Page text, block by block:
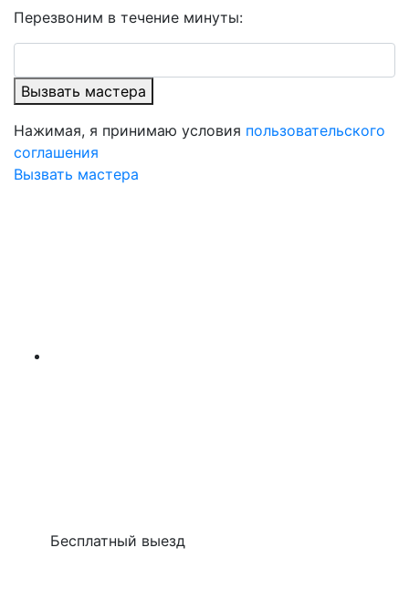
Перезвоним в течение минуты:
Вызвать мастера
Нажимая, я принимаю условия пользовательского
соглашения
Вызвать мастера
Бесплатный выезд